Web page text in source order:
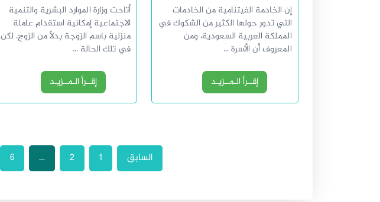
إن الخادمة الفيتنامية من الخادمات
التي تدور حولها الكثير من الشكوك في
المملكة العربية السعودية، ومن
المعروف أن الأسرة ...
إقــرأ الـمــزيـد
أتاحت وزارة الموارد البشرية والتنمية
الاجتماعية إمكانية استقدام عاملة
منزلية باسم الزوجة بدلًا من الزوج. لكن
في تلك الحالة ...
إقــرأ الـمــزيـد
السابق 1
2
…
6